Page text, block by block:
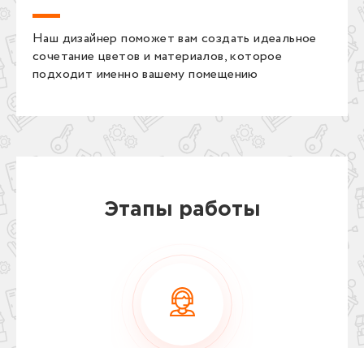
Наш дизайнер поможет вам создать идеальное
сочетание цветов и материалов, которое
подходит именно вашему помещению
Этапы работы